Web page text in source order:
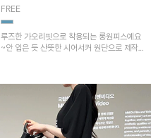
FREE
루즈한 가오리핏으로 착용되는 롱원피스예요
~안 입은 듯 산뜻한 시어서커 원단으로 제작되